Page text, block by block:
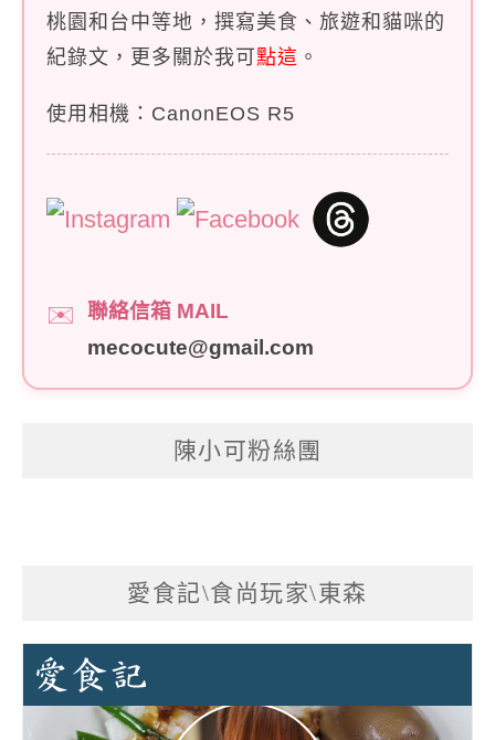
桃園和台中等地，撰寫美食、旅遊和貓咪的
紀錄文，更多關於我可 點這 。
使用相機：CanonEOS R5
✉️
聯絡信箱 MAIL
mecocute@gmail.com
陳小可粉絲團
愛食記\食尚玩家\東森